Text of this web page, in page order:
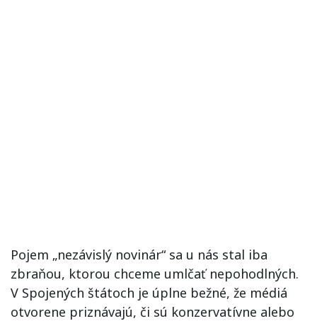
Pojem „nezávislý novinár“ sa u nás stal iba
zbraňou, ktorou chceme umlčať nepohodlných.
V Spojených štátoch je úplne bežné, že médiá
otvorene priznávajú, či sú konzervatívne alebo